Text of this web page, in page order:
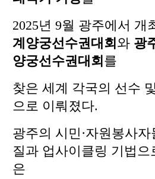
2025년 9월 광주에서 개
계양궁선수권대회 와 광
양궁선수권대회 를
찾은 세계 각국의 선수
으로 이뤄졌다.
광주의 시민·자원봉사
질과 업사이클링 기법
은